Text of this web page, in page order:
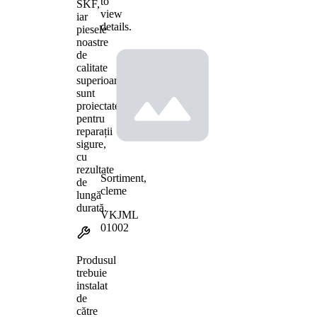
SKF,
iar
piesele
noastre
de
calitate
superioară
sunt
proiectate
pentru
reparații
sigure,
cu
rezultate
de
lungă
durată.
Produsul
trebuie
instalat
de
către
view
details.
Sortiment,
cleme
VKJML
01002